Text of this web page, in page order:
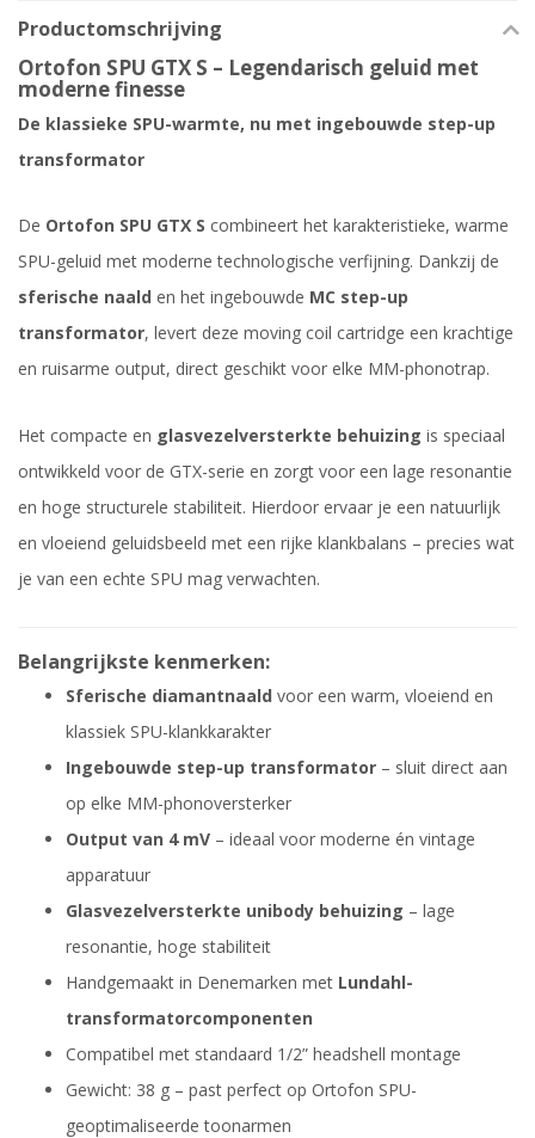
Productomschrijving
Ortofon SPU GTX S – Legendarisch geluid met
moderne finesse
De klassieke SPU-warmte, nu met ingebouwde step-up
transformator
De Ortofon SPU GTX S combineert het karakteristieke, warme
SPU-geluid met moderne technologische verfijning. Dankzij de
sferische naald en het ingebouwde MC step-up
transformator, levert deze moving coil cartridge een krachtige
en ruisarme output, direct geschikt voor elke MM-phonotrap.
Het compacte en glasvezelversterkte behuizing is speciaal
ontwikkeld voor de GTX-serie en zorgt voor een lage resonantie
en hoge structurele stabiliteit. Hierdoor ervaar je een natuurlijk
en vloeiend geluidsbeeld met een rijke klankbalans – precies wat
je van een echte SPU mag verwachten.
Belangrijkste kenmerken:
Sferische diamantnaald voor een warm, vloeiend en
klassiek SPU-klankkarakter
Ingebouwde step-up transformator – sluit direct aan
op elke MM-phonoversterker
Output van 4 mV – ideaal voor moderne én vintage
apparatuur
Glasvezelversterkte unibody behuizing – lage
resonantie, hoge stabiliteit
Handgemaakt in Denemarken met Lundahl-
transformatorcomponenten
Compatibel met standaard 1/2” headshell montage
Gewicht: 38 g – past perfect op Ortofon SPU-
geoptimaliseerde toonarmen